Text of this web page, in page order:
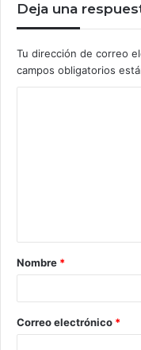
Deja una
Tu dirección de correo
campos obligatorios
Nombre *
Correo electrónico *